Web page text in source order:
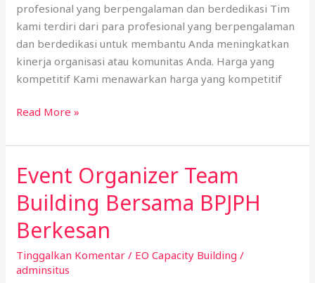
profesional yang berpengalaman dan berdedikasi Tim
kami terdiri dari para profesional yang berpengalaman
dan berdedikasi untuk membantu Anda meningkatkan
kinerja organisasi atau komunitas Anda. Harga yang
kompetitif Kami menawarkan harga yang kompetitif
Read More »
Event Organizer Team
Building Bersama BPJPH
Berkesan
Tinggalkan Komentar / EO Capacity Building /
adminsitus
Event
Organizer
Team
Building
Bersama
BPJPH
Berkesan